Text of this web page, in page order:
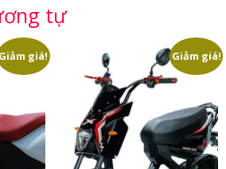
tự
Giảm giá! Giảm giá!